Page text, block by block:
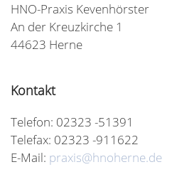
HNO-Praxis Kevenhörster
An der Kreuzkirche 1
44623 Herne
Kontakt
Telefon: 02323 -51391
Telefax: 02323 -911622
E-Mail: praxis@hnoherne.de